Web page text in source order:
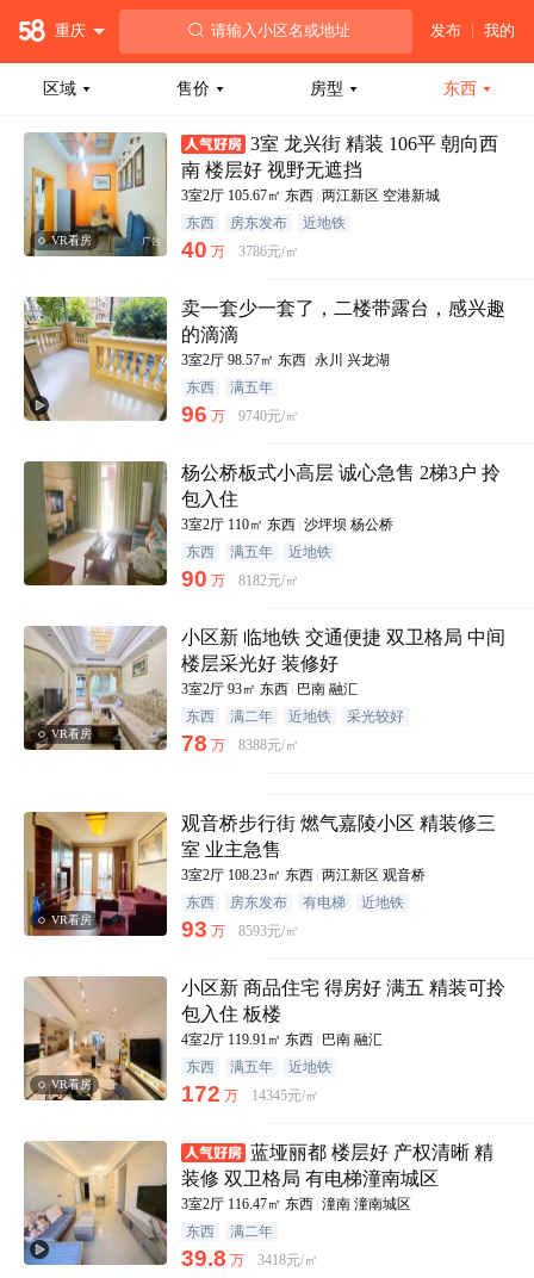
重庆 请输入小区名或地址 发布 我的
区域 售价 房型 东西
VR看房 广告
3室 龙兴街 精装 106平 朝向西
南 楼层好 视野无遮挡
3室2厅 105.67㎡ 东西 两江新区 空港新城
东西
房东发布 近地铁
40 万 3786元/㎡
卖一套少一套了，二楼带露台，感兴趣
的滴滴
3室2厅 98.57㎡ 东西 永川 兴龙湖
东西
满五年
96 万 9740元/㎡
杨公桥板式小高层 诚心急售 2梯3户 拎
包入住
3室2厅 110㎡ 东西 沙坪坝 杨公桥
东西
满五年 近地铁
90 万 8182元/㎡
VR看房
小区新 临地铁 交通便捷 双卫格局 中间
楼层采光好 装修好
3室2厅 93㎡ 东西 巴南 融汇
东西
满二年 近地铁 采光较好
78 万 8388元/㎡
VR看房
观音桥步行街 燃气嘉陵小区 精装修三
室 业主急售
3室2厅 108.23㎡ 东西 两江新区 观音桥
东西
房东发布 有电梯 近地铁
93 万 8593元/㎡
VR看房
小区新 商品住宅 得房好 满五 精装可拎
包入住 板楼
4室2厅 119.91㎡ 东西 巴南 融汇
东西
满五年 近地铁
172 万 14345元/㎡
蓝垭丽都 楼层好 产权清晰 精
装修 双卫格局 有电梯潼南城区
3室2厅 116.47㎡ 东西 潼南 潼南城区
东西
满二年
39.8 万 3418元/㎡